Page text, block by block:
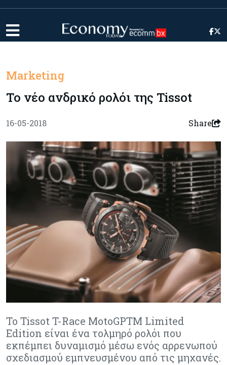
Marketing
Το νέο ανδρικό ρολόι της Tissot
16-05-2018 Share
Το Tissot T-Race MotoGPTM Limited
Edition είναι ένα τολμηρό ρολόι που
εκπέμπει δυναμισμό μέσω ενός αρρενωπού
σχεδιασμού εμπνευσμένου από τις μηχανές.